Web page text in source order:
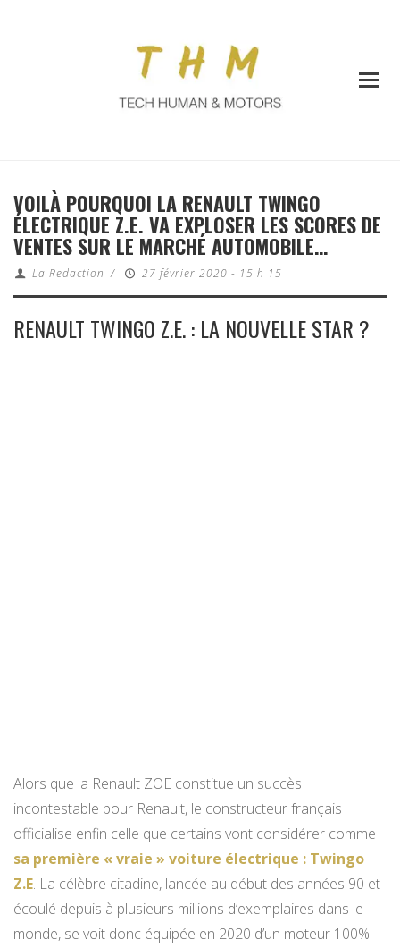
VOILÀ POURQUOI LA RENAULT TWINGO
ÉLECTRIQUE Z.E. VA EXPLOSER LES SCORES DE
VENTES SUR LE MARCHÉ AUTOMOBILE…
La Redaction / 27 février 2020 - 15 h 15
RENAULT TWINGO Z.E. : LA NOUVELLE STAR ?
Alors que la Renault ZOE constitue un succès
incontestable pour Renault, le constructeur français
officialise enfin celle que certains vont considérer comme
sa première « vraie » voiture électrique : Twingo
Z.E. La célèbre citadine, lancée au début des années 90 et
écoulé depuis à plusieurs millions d’exemplaires dans le
monde, se voit donc équipée en 2020 d’un moteur 100%